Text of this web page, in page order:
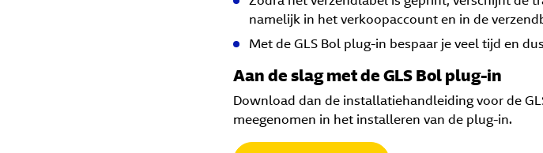
namelijk in het verkoopaccount en in de
Met de GLS Bol plug-in bespaar je veel tijd en
Aan de slag met de GLS Bol plug-in
Download dan de installatiehandleiding voor de
meegenomen in het installeren van de plug-in.